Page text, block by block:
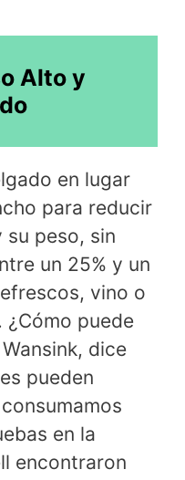
Alto y
en lugar
para reducir
su peso, sin
un 25% y un
vino o
puede
dice
pueden
en la
encontraron